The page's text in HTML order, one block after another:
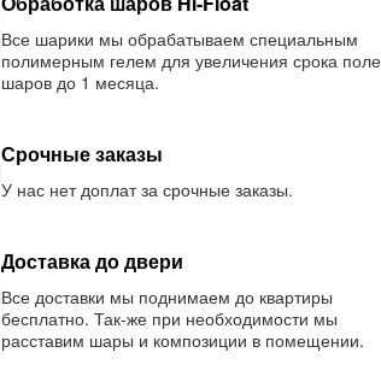
Все шарики мы обрабатываем специальным
полимерным гелем для увеличения срока
шаров до 1 месяца.
Срочные заказы
У нас нет доплат за срочные заказы.
Доставка до двери
Все доставки мы поднимаем до квартиры
бесплатно. Так-же при необходимости мы
расставим шары и композиции в помещении.